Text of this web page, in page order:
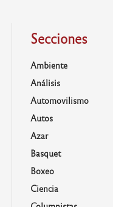
Secciones
Ambiente
Análisis
Automovilismo
Autos
Azar
Basquet
Boxeo
Ciencia